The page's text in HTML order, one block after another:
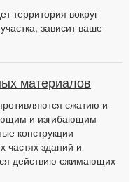
территория вокруг
зависит ваше
материалов
сжатию и
и изгибающим
конструкции
частях зданий и
действию сжимающих